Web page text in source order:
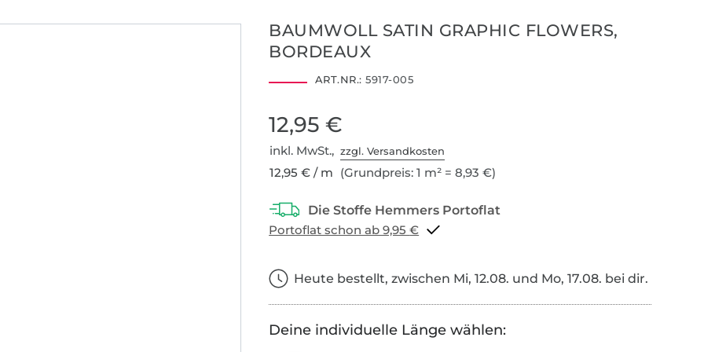
BAUMWOLL SATIN GRAPHIC FLOWERS,
BORDEAUX
ART.NR.: 5917-005
12,95 €
inkl. MwSt.,zzgl. Versandkosten
12,95 € / m (Grundpreis: 1 m² = 8,93 €)
Portoflat schon ab 9,95 €
Heute bestellt, zwischen Mi, 12.08. und Mo, 17.08. bei dir.
Deine individuelle Länge wählen: